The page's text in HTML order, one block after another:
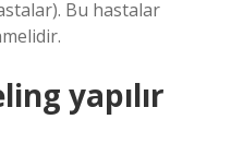
Bu hastalar
yapılır